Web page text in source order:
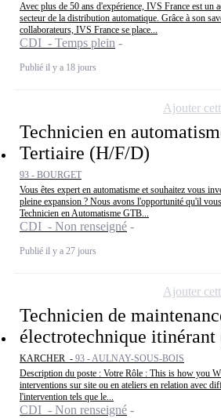
Avec plus de 50 ans d'expérience, IVS France est un
secteur de la distribution automatique. Grâce à son
collaborateurs, IVS France se place...
CDI - Temps plein
Publié il y a 18 jours
Technicien en
Tertiaire (H/F/D)
93 - BOURGET
Vous êtes expert en automatisme et souhaitez vous
pleine expansion ? Nous avons l'opportunité qu'il
Technicien en Automatisme GTB...
CDI - Non renseigné
Publié il y a 27 jours
Ajouter
Technicien de
électrotechnique itinérant
KARCHER - 93 - AULNAY-SOUS-BOIS
Description du poste : Votre Rôle : This is how you
interventions sur site ou en ateliers en relation avec
l'intervention tels que le...
CDI - Non renseigné
Ajouter